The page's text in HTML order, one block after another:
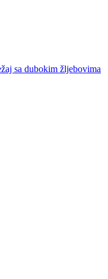
sa dubokim žljebovima